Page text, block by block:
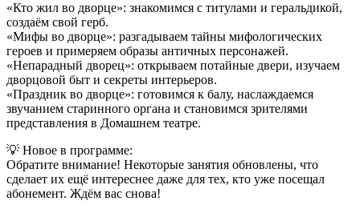
«Кто жил во дворце»: знакомимся с титулами и геральдикой,
создаём свой герб.
«Мифы во дворце»: разгадываем тайны мифологических
героев и примеряем образы античных персонажей.
«Непарадный дворец»: открываем потайные двери, изучаем
дворцовой быт и секреты интерьеров.
«Праздник во дворце»: готовимся к балу, наслаждаемся
звучанием старинного органа и становимся зрителями
представления в Домашнем театре.
💡 Новое в программе:
Обратите внимание! Некоторые занятия обновлены, что
сделает их ещё интереснее даже для тех, кто уже посещал
абонемент. Ждём вас снова!